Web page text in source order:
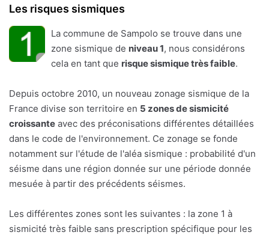
Les risques sismiques
La commune de Sampolo se trouve dans une
zone sismique de niveau 1, nous considérons
cela en tant que risque sismique très faible.
Depuis octobre 2010, un nouveau zonage sismique de la
France divise son territoire en 5 zones de sismicité
croissante avec des préconisations différentes détaillées
dans le code de l'environnement. Ce zonage se fonde
notamment sur l'étude de l'aléa sismique : probabilité d'un
séisme dans une région donnée sur une période donnée
mesuée à partir des précédents séismes.
Les différentes zones sont les suivantes : la zone 1 à
sismicité très faible sans prescription spécifique pour les